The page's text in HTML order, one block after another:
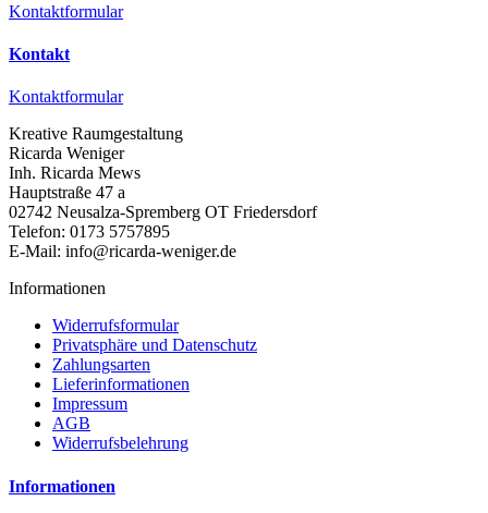
Kontaktformular
Kontakt
Kontaktformular
Kreative Raumgestaltung
Ricarda Weniger
Inh. Ricarda Mews
Hauptstraße 47 a
02742 Neusalza-Spremberg OT Friedersdorf
Telefon: 0173 5757895
E-Mail: info@ricarda-weniger.de
Informationen
Widerrufsformular
Privatsphäre und Datenschutz
Zahlungsarten
Lieferinformationen
Impressum
AGB
Widerrufsbelehrung
Informationen